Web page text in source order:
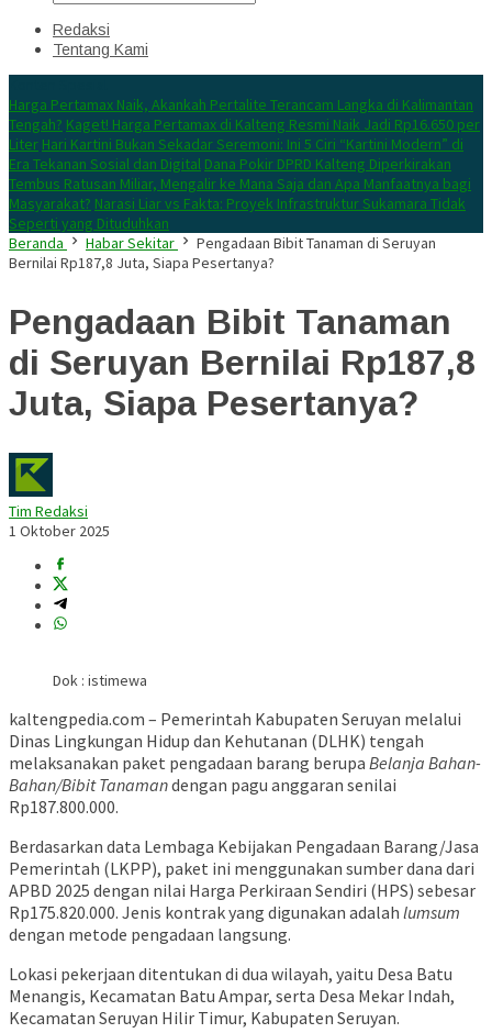
Redaksi
Tentang Kami
Harga Pertamax Naik, Akankah Pertalite Terancam Langka di Kalimantan
Tengah? Kaget! Harga Pertamax di Kalteng Resmi Naik Jadi Rp16.650 per
Liter Hari Kartini Bukan Sekadar Seremoni: Ini 5 Ciri “Kartini Modern” di
Era Tekanan Sosial dan Digital Dana Pokir DPRD Kalteng Diperkirakan
Tembus Ratusan Miliar, Mengalir ke Mana Saja dan Apa Manfaatnya bagi
Masyarakat? Narasi Liar vs Fakta: Proyek Infrastruktur Sukamara Tidak
Seperti yang Dituduhkan
Beranda
Habar Sekitar
Pengadaan Bibit Tanaman di Seruyan
Bernilai Rp187,8 Juta, Siapa Pesertanya?
Pengadaan Bibit Tanaman
di Seruyan Bernilai Rp187,8
Juta, Siapa Pesertanya?
Tim Redaksi
1 Oktober 2025
Dok : istimewa
kaltengpedia.com – Pemerintah Kabupaten Seruyan melalui
Dinas Lingkungan Hidup dan Kehutanan (DLHK) tengah
melaksanakan paket pengadaan barang berupa Belanja Bahan-
Bahan/Bibit Tanamandengan pagu anggaran senilai
Rp187.800.000.
Berdasarkan data Lembaga Kebijakan Pengadaan Barang/Jasa
Pemerintah (LKPP), paket ini menggunakan sumber dana dari
APBD 2025 dengan nilai Harga Perkiraan Sendiri (HPS) sebesar
Rp175.820.000. Jenis kontrak yang digunakan adalah lumsum
dengan metode pengadaan langsung.
Lokasi pekerjaan ditentukan di dua wilayah, yaitu Desa Batu
Menangis, Kecamatan Batu Ampar, serta Desa Mekar Indah,
Kecamatan Seruyan Hilir Timur, Kabupaten Seruyan.